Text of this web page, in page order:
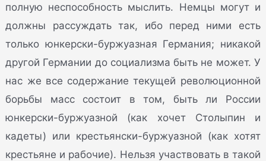
полную неспособность мыслить. Немцы могут и
должны рассуждать так, ибо перед ними есть
только юнкерски-буржуазная Германия; никакой
другой Германии до социализма быть не может. У
нас же все содержание текущей революционной
борьбы масс состоит в том, быть ли России
юнкерски-буржуазной (как хочет Столыпин и
кадеты) или крестьянски-буржуазной (как хотят
крестьяне и рабочие). Нельзя участвовать в такой